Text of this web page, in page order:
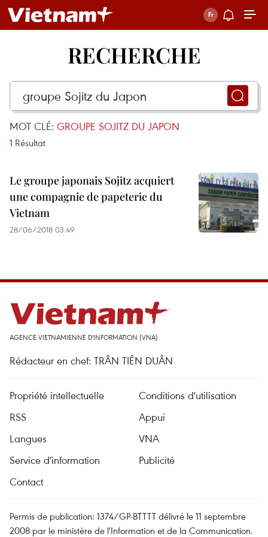
RECHERCHE
MOT CLÉ: GROUPE SOJITZ DU JAPON
1 Résultat
Le groupe japonais Sojitz acquiert
une compagnie de papeterie du
Vietnam
28/06/2018 03:49
AGENCE VIETNAMIENNE D'INFORMATION (VNA)
Rédacteur en chef: TRÂN TIÊN DUÂN
Propriété intellectuelle
Conditions d'utilisation
RSS
Appui
Langues
VNA
Service d'information
Publicité
Contact
Permis de publication: 1374/GP-BTTTT délivré le 11 septembre
2008 par le ministère de l'Information et de la Communication.